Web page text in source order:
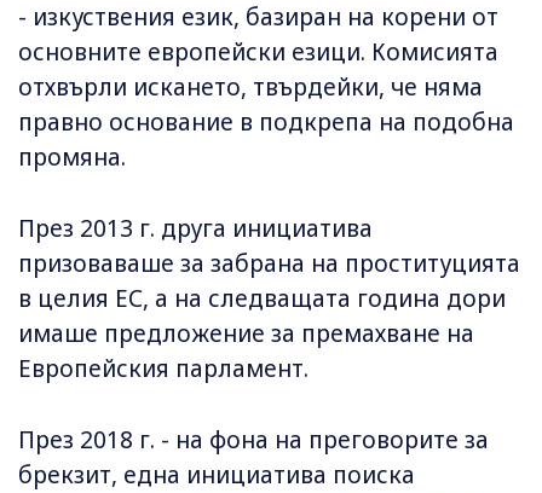
- изкуствения език, базиран на корени от
основните европейски езици. Комисията
отхвърли искането, твърдейки, че няма
правно основание в подкрепа на подобна
промяна.
През 2013 г. друга инициатива
призоваваше за забрана на проституцията
в целия ЕС, а на следващата година дори
имаше предложение за премахване на
Европейския парламент.
През 2018 г. - на фона на преговорите за
брекзит, една инициатива поиска